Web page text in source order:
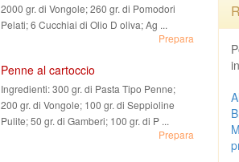
2000 gr. di Vongole; 260 gr. di Pomodori
Pelati; 6 Cucchiai di Olio D oliva; Ag ...
Prepara
Penne al cartoccio
Ingredienti:300 gr. di Pasta Tipo Penne;
200 gr. di Vongole; 100 gr. di Seppioline
Pulite; 50 gr. di Gamberi; 100 gr. di P ...
Prepara